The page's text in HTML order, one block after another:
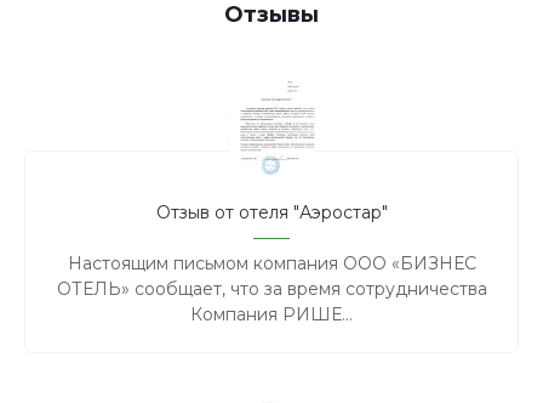
Отзывы
Отзыв от отеля "Аэростар"
Настоящим письмом компания ООО «БИЗНЕС
ОТЕЛЬ» сообщает, что за время сотрудничества
Компания РИШЕ...